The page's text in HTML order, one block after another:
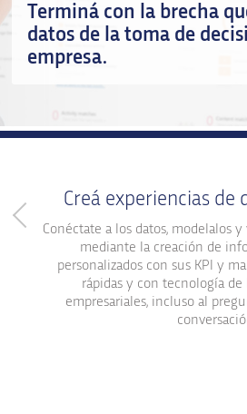
Terminá con la brecha
datos de la toma de
empresa.
Creá experiencias de
Conéctate a los datos, modelalos
mediante la creación de
personalizados con sus KPI y
rápidas y con tecnología de
empresariales, incluso al